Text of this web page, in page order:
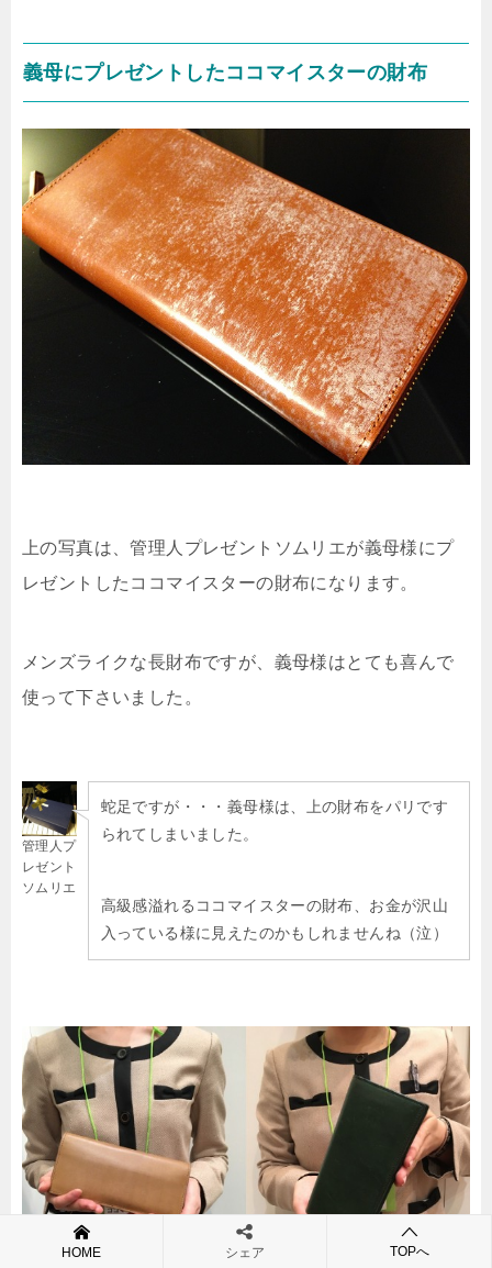
義母にプレゼントしたココマイスターの財布
上の写真は、管理人プレゼントソムリエが義母様にプ
レゼントしたココマイスターの財布になります。
メンズライクな長財布ですが、義母様はとても喜んで
使って下さいました。
管理人プ
レゼント
ソムリエ
蛇足ですが・・・義母様は、上の財布をパリです
られてしまいました。
高級感溢れるココマイスターの財布、お金が沢山
入っている様に見えたのかもしれませんね（泣）
HOME シェア TOPへ